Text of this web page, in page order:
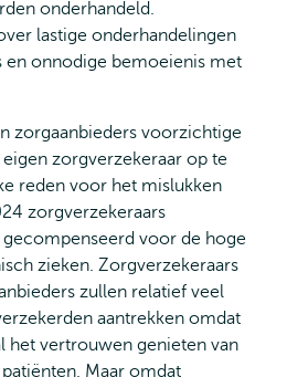
onderhandeld.
lastige onderhandelingen
en onnodige bemoeienis met
zorgaanbieders voorzichtige
zorgverzekeraar op te
reden voor het mislukken
zorgverzekeraars
voor de hoge
zieken. Zorgverzekeraars
zullen relatief veel
aantrekken omdat
het vertrouwen genieten van
Maar omdat